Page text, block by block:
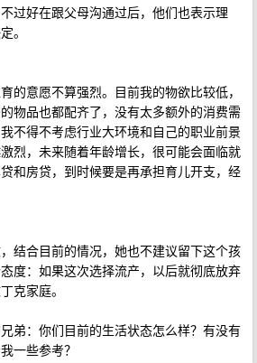
过好在跟父母沟通过后，他们也表示理
。
的意愿不算强烈。目前我的物欲比较低，
物品也都配齐了，没有太多额外的消费需
不得不考虑行业大环境和自己的职业前景
烈，未来随着年龄增长，很可能会面临就
和房贷，到时候要是再承担育儿开支，经
结合目前的情况，她也不建议留下这个孩
度：如果这次选择流产，以后就彻底放弃
克家庭。
弟：你们目前的生活状态怎么样？有没有
一些参考？